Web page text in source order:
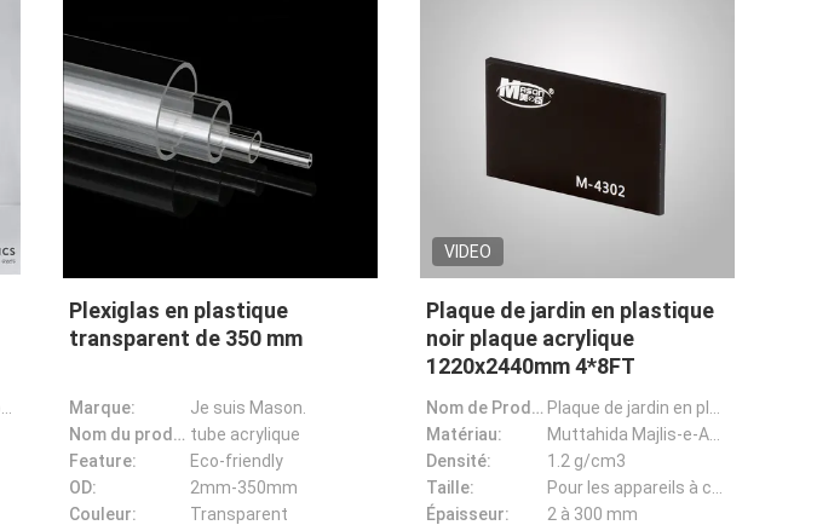
Plexiglas en plastique
transparent de 350 mm
Marque:
Je suis Mason.
Nom du produit: tube acrylique
Feature:
Eco-friendly
OD:
2mm-350mm
Couleur:
Transparent
VIDEO
Plaque de jardin en plastique
noir plaque acrylique
1220x2440mm 4*8FT
Nom de Prodcuct:
Matériau:
Densité:
1.2 g/cm3
Taille:
Épaisseur:
2 à 300 mm